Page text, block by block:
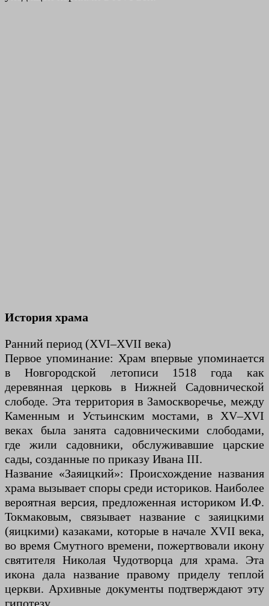
История храма
Ранний период (XVI–XVII века)
Первое упоминание: Храм впервые упоминается
в Новгородской летописи 1518 года как
деревянная церковь в Нижней Садовнической
слободе. Эта территория в Замоскворечье, между
Каменным и Устьинским мостами, в XV–XVI
веках была занята садовническими слободами,
где жили садовники, обслуживавшие царские
сады, созданные по приказу Ивана III.
Название «Заяицкий»: Происхождение названия
храма вызывает споры среди историков. Наиболее
вероятная версия, предложенная историком И.Ф.
Токмаковым, связывает название с заяицкими
(яицкими) казаками, которые в начале XVII века,
во время Смутного времени, пожертвовали икону
святителя Николая Чудотворца для храма. Эта
икона дала название правому приделу теплой
церкви. Архивные документы подтверждают эту
гипотезу.